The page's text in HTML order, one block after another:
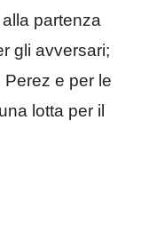
partenza
gli avversari;
e per le
lotta per il